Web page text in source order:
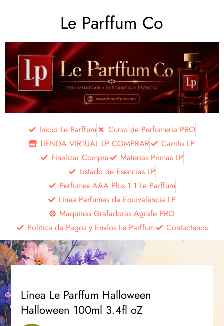
Le Parffum Co
Inicio Le Parffum
Curso de Perfumeria PRO
TIENDA VIRTUAL LP COMPRAR
Carrito LP
Finalizar Compra
Materias Primas LP
Listado de Esencias LP
Perfumes AAA Plus 1.1 Le Parffum
Linea Perfumes de Equivalencia LP
Maquinas Grafadoras Agrafe PRO
Politica de Pagos y Envíos Le Parffum
Contactenos
Línea Le Parffum Halloween
Halloween 100ml 3.4fl oZ